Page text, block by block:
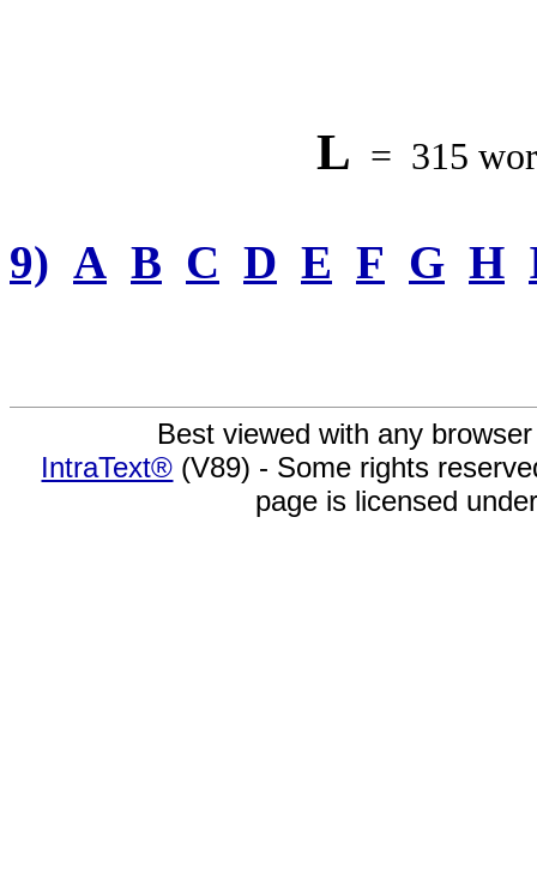
L = 315
9) A B C D E F G H
Best viewed with any
IntraText® (V89) - Some rights
page is licensed